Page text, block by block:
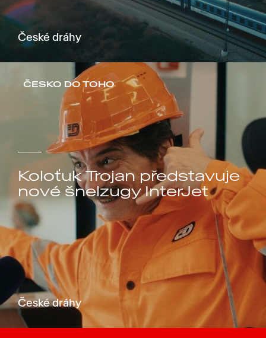
České dráhy
ČESKO DO TOHO
Koloťuk Trojan představuje
nové šnelzugy InterJet
České dráhy